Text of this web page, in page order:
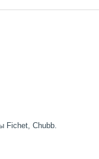
Fichet, Chubb.